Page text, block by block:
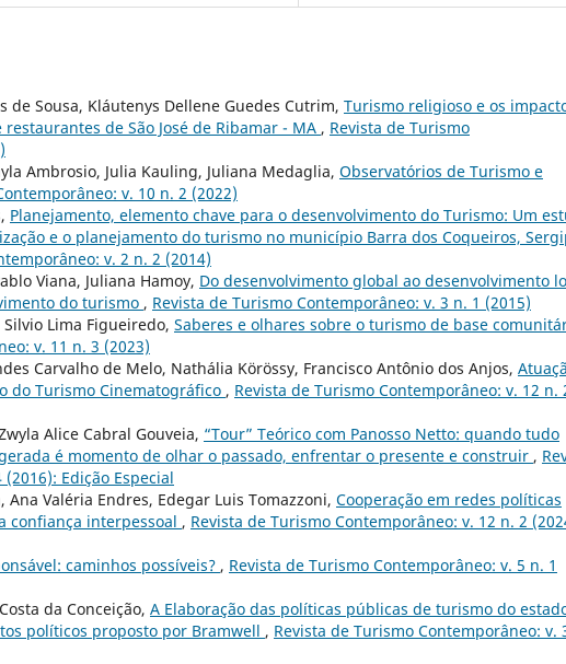
de Sousa, Kláutenys Dellene Guedes Cutrim, Turismo religioso e os
de São José de Ribamar - MA , Revista de Turismo
Ambrosio, Julia Kauling, Juliana Medaglia, Observatórios de Turismo e
v. 10 n. 2 (2022)
Planejamento, elemento chave para o desenvolvimento do Turismo: Um
e o planejamento do turismo no município Barra dos Coqueiros,
v. 2 n. 2 (2014)
Viana, Juliana Hamoy, Do desenvolvimento global ao desenvolvimento
do turismo , Revista de Turismo Contemporâneo: v. 3 n. 1 (2015)
Lima Figueiredo, Saberes e olhares sobre o turismo de base
v. 11 n. 3 (2023)
Carvalho de Melo, Nathália Körössy, Francisco Antônio dos Anjos,
do Turismo Cinematográfico , Revista de Turismo Contemporâneo: v. 12 n.
Alice Cabral Gouveia, “Tour” Teórico com Panosso Netto: quando tudo
é momento de olhar o passado, enfrentar o presente e construir ,
Edição Especial
Valéria Endres, Edegar Luis Tomazzoni, Cooperação em redes políticas
confiança interpessoal , Revista de Turismo Contemporâneo: v. 12 n. 2
caminhos possíveis? , Revista de Turismo Contemporâneo: v. 5 n. 1
da Conceição, A Elaboração das políticas públicas de turismo do
políticos proposto por Bramwell , Revista de Turismo Contemporâneo: v.